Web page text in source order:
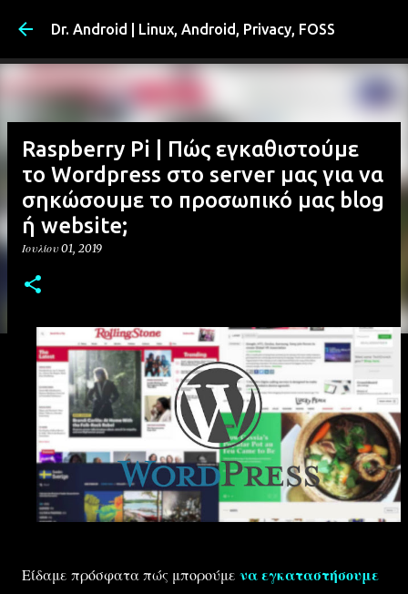
Μετάβαση στο
Dr. Android | Linux, Android, Privacy, FOSS
Raspberry Pi | Πώς εγκαθιστούμε
το Wordpress στο server μας για να
σηκώσουμε το προσωπικό μας blog
ή website;
Ιουλίου 01, 2019
Είδαμε πρόσφατα πώς μπορούμε να εγκαταστήσουμε